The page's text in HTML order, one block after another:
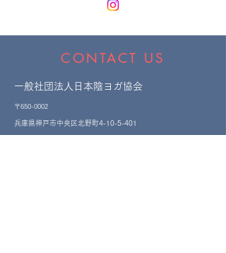
CONTACT US
一般社団法人日本陰ヨガ協会
〒650-0002
​兵庫県神戸市中央区北野町4-10-5-401